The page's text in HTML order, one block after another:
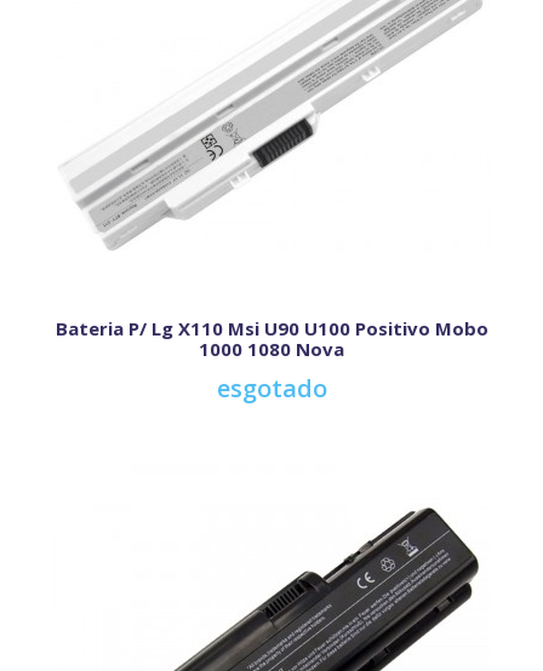
Bateria P/ Lg X110 Msi U90 U100 Positivo Mobo
1000 1080 Nova
esgotado